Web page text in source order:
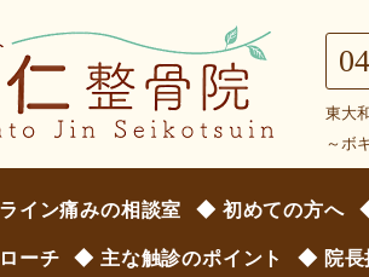
東大
～ボ
イン痛みの相談室 ◆ 初めての方へ
ーチ ◆ 主な触診のポイント ◆ 院長